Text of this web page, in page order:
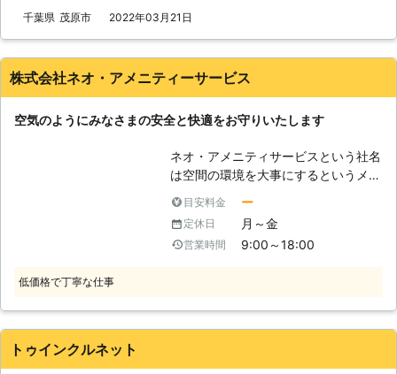
会社キャトルプランの防犯カメラ設置
で、万引きが止まり安心してお店を経
営できる環境を手に入れてみません
か。
をしてくる空き巣は存在します。例え
です。そんな空き巣に目を付けられて
しまったら、防犯カメラを設置した労
の防犯カメラはスマートフォンに映像
とができます。外出先で定期的にお家
の様子を確認いただけたら、お家で起
きている異変を素早く 発見すること
ができますので、ぜひご利用ください
客様の安心をいつまでも 安全のため
す。家の安全を守るための防犯カメラ
が不具合の起きた状態のままですと、
後のアフターフォローにも対応してお
千葉県 茂原市 2022年03月21日
株式会社ネオ・アメニティーサービス
空気のようにみなさまの安全と快適をお守りいたします
ネオ・アメニティサービスという社名
は空間の環境を大事にするというメッ
宅・商業施設・公共施設など地域の
様々な施設空間をより快適で安全なも
のとする総合メンテナンスの企業とし
目安料金 ー
定休日 月～金
営業時間 9:00～18:00
低価格で丁寧な仕事
トゥインクルネット